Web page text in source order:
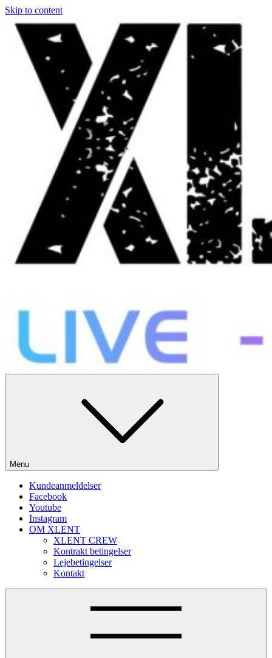
Skip to content
Menu
Kundeanmeldelser
Facebook
Youtube
Instagram
OM XLENT
XLENT CREW
Kontrakt betingelser
Lejebetingelser
Kontakt